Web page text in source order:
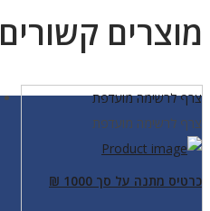
₪
מוצרים קשורים
צרף לרשימה מועדפת
צרף לרשימה מועדפת
כרטיס מתנה על סך 1000 ₪